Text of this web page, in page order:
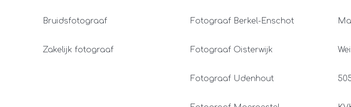
Bruidsfotograaf
Zakelijk fotograaf
Fotograaf Berkel-Enschot
Fotograaf Oisterwijk
Fotograaf Udenhout